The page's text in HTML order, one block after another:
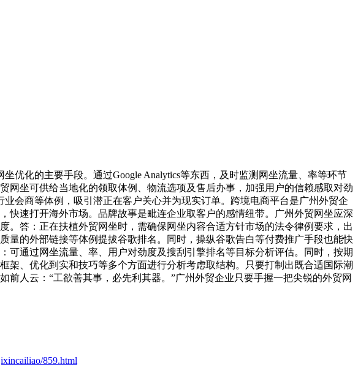
坐优化的主要手段。通过Google Analytics等东西，及时监测网坐流量、率等环节
网坐可供给当地化的领取体例、物流选项及售后办事，加强用户的信赖感取对劲
会商等体例，吸引潜正在客户关心并为现实订单。跨境电商平台是广州外贸企
速打开海外市场。品牌故事是毗连企业取客户的感情纽带。广州外贸网坐应深
答：正在扶植外贸网坐时，需确保网坐内容合适方针市场的法令律例要求，出
的外部链接等体例提拔谷歌排名。同时，操纵谷歌告白等付费推广手段也能快
通过网坐流量、率、用户对劲度及搜刮引擎排名等目标分析评估。同时，按期
、优化到实和技巧等多个方面进行分析考虑取结构。只要打制出既合适国际潮
人云：“工欲善其事，必先利其器。”广州外贸企业只要手握一把尖锐的外贸网
859.html